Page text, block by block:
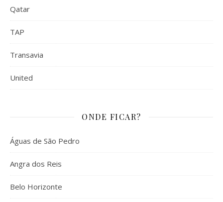
Qatar
TAP
Transavia
United
ONDE FICAR?
Águas de São Pedro
Angra dos Reis
Belo Horizonte